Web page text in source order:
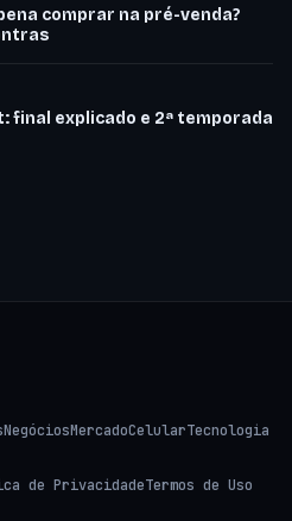
comprar na pré-venda?
final explicado e 2ª temporada
NegóciosMercadoCelularTecnologia
de PrivacidadeTermos de Uso